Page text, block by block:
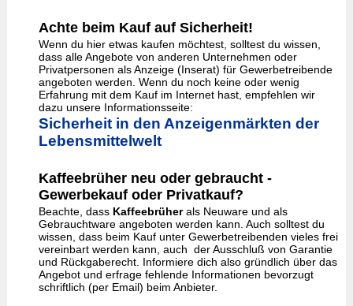
Achte beim Kauf auf Sicherheit!
Wenn du hier etwas kaufen möchtest, solltest du wissen,
dass alle Angebote von anderen Unternehmen oder
Privatpersonen als Anzeige (Inserat) für Gewerbetreibende
angeboten werden. Wenn du noch keine oder wenig
Erfahrung mit dem Kauf im Internet hast, empfehlen wir
dazu unsere Informationsseite:
Sicherheit in den Anzeigenmärkten der
Lebensmittelwelt
Kaffeebrüher neu oder gebraucht -
Gewerbekauf oder Privatkauf?
Beachte, dass Kaffeebrüherals Neuware und als
Gebrauchtware angeboten werden kann. Auch solltest du
wissen, dass beim Kauf unter Gewerbetreibenden vieles frei
vereinbart werden kann, auch der Ausschluß von Garantie
und Rückgaberecht. Informiere dich also gründlich über das
Angebot und erfrage fehlende Informationen bevorzugt
schriftlich (per Email) beim Anbieter.